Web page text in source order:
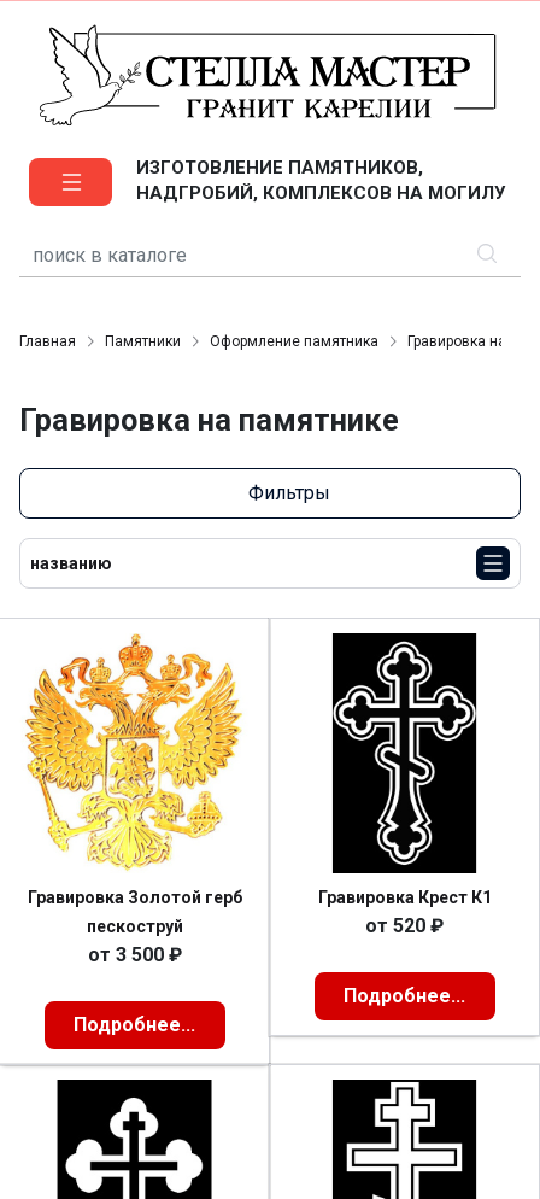
ИЗГОТОВЛЕНИЕ ПАМЯТНИКОВ,
НАДГРОБИЙ, КОМПЛЕКСОВ НА МОГИЛУ
Главная Памятники Оформление памятника Гравировка на
Гравировка на памятнике
Фильтры
названию
Гравировка Золотой герб
пескоструй
от 3 500₽
Подробнее...
Гравировка Крест К1
от 520 ₽
Подробнее...